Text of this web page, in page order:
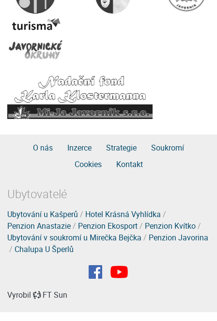
O nás Inzerce Strategie
Soukromí
Cookies
Kontakt
Ubytovatelé
Ubytování u Kašperů / Hotel Krásná Vyhlídka /
Penzion Anastazie/ Penzion Ekosport/ Penzion Kvítko/
Ubytování v soukromí u Mirečka Bejčka / Penzion Javorina
/ Chalupa U Šperlů
Vyrobil FT Sun